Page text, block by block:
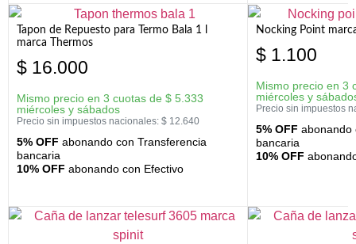
Tapon de Repuesto para Termo Bala 1 l
marca Thermos
$ 16.000
Mismo precio en 3 cuotas de $ 5.333
miércoles y sábados
Precio sin impuestos nacionales: $ 12.640
5% OFF abonando con Transferencia
bancaria
10% OFF abonando con Efectivo
Nocking Point
$ 1.100
Mismo precio en 3
miércoles y
Precio sin impuestos
5% OFF abonando
bancaria
10% OFF